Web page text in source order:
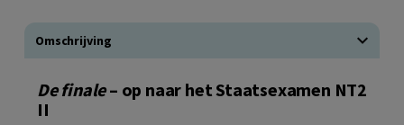
Omschrijving
De finale– op naar het Staatsexamen NT2
II